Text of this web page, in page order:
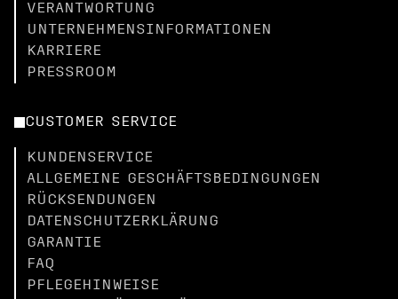
VERANTWORTUNG
UNTERNEHMENSINFORMATIONEN
KARRIERE
PRESSROOM
CUSTOMER SERVICE
KUNDENSERVICE
ALLGEMEINE GESCHÄFTSBEDINGUNGEN
RÜCKSENDUNGEN
DATENSCHUTZERKLÄRUNG
GARANTIE
FAQ
PFLEGEHINWEISE